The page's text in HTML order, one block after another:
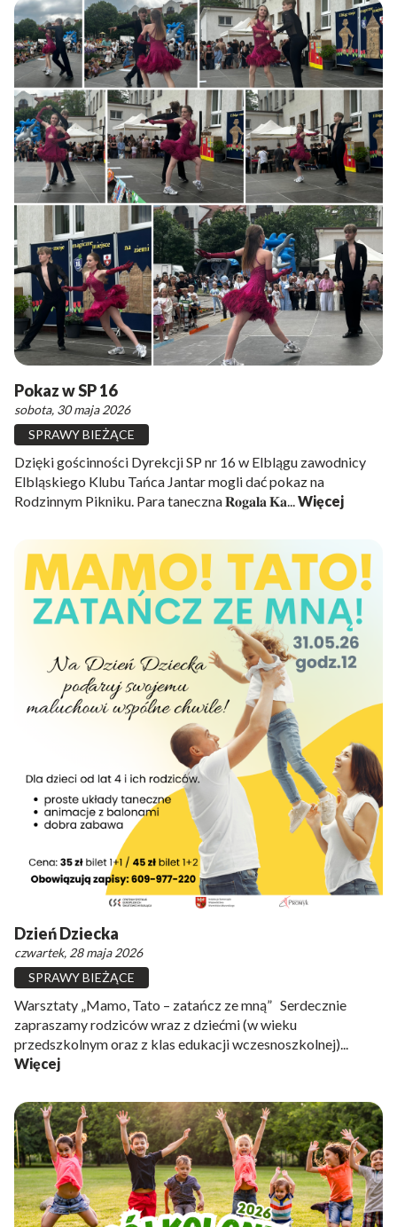
Pokaz w SP 16
sobota, 30 maja 2026
SPRAWY BIEŻĄCE
Dzięki gościnności Dyrekcji SP nr 16 w Elblągu zawodnicy
Elbląskiego Klubu Tańca Jantar mogli dać pokaz na
Rodzinnym Pikniku. Para taneczna 𝐑𝐨𝐠𝐚𝐥𝐚 𝐊𝐚...Więcej
Dzień Dziecka
czwartek, 28 maja 2026
SPRAWY BIEŻĄCE
Warsztaty „Mamo, Tato – zatańcz ze mną” Serdecznie
zapraszamy rodziców wraz z dziećmi (w wieku
przedszkolnym oraz z klas edukacji wczesnoszkolnej)...
Więcej